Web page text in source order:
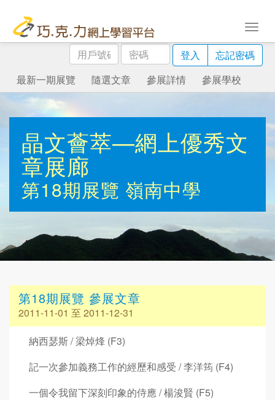
用
戶
號
碼
密
碼
登入
忘記密碼
最新一期展覽
隨選文章 參展詳情 參展學校
晶文薈萃—網上優秀文
章展廊
第18期展覽 嶺南中學
第18期展覽 參展文章
2011-11-01 至 2011-12-31
納西瑟斯 / 梁焯烽 (F3)
記一次參加義務工作的經歷和感受 / 李洋筠 (F4)
一個令我留下深刻印象的侍應 / 楊浚賢 (F5)